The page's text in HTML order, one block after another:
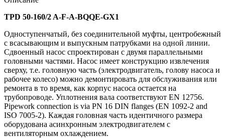
TPD 50-160/2 A-F-A-BQQE-GX1
Одноступенчатый, без соединительной муфты, центробежный
с всасывающим и выпускным патрубками на одной линии.
Сдвоенный насос спроектирован с двумя параллельными
головными частями. Насос имеет конструкцию извлечения
сверху, т.е. головную часть (электродвигатель, голову насоса и
рабочее колесо) можно демонтировать для обслуживания или
ремонта в то время, как корпус насоса остается на
трубопроводе. Уплотнения вала соответствуют EN 12756.
Pipework connection is via PN 16 DIN flanges (EN 1092-2 and
ISO 7005-2). Каждая головная часть идентичного размера
оборудована асинхронным электродвигателем с
вентиляторным охлаждением.